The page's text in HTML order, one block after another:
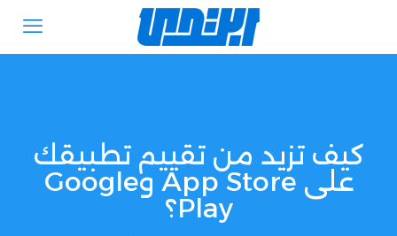
كيف تزيد من تقييم تطبيقك
على App Store وGoogle
Play؟